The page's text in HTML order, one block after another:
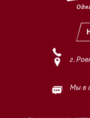
3.1. Продавец не
без
3.2. Покупатель
и иные
ознакомлен и согласен
г.
Мы в